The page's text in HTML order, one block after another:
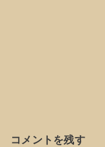
コメントを残す